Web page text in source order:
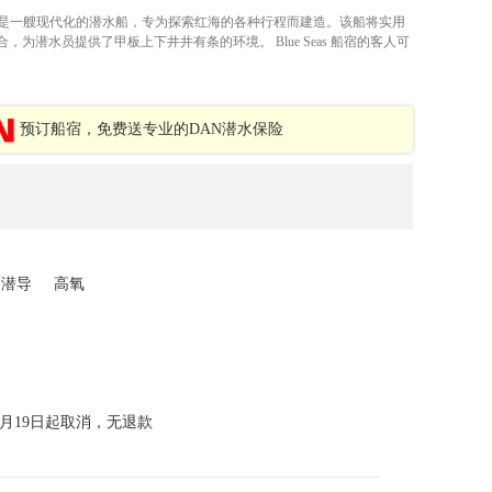
一艘现代化的潜水船，专为探索红海的各种行程而建造。该船将实用
，为潜水员提供了甲板上下井井有条的环境。 Blue Seas 船宿的客人可
预订船宿，免费送专业的DAN潜水保险
潜导 高氧
19日起取消，无退款